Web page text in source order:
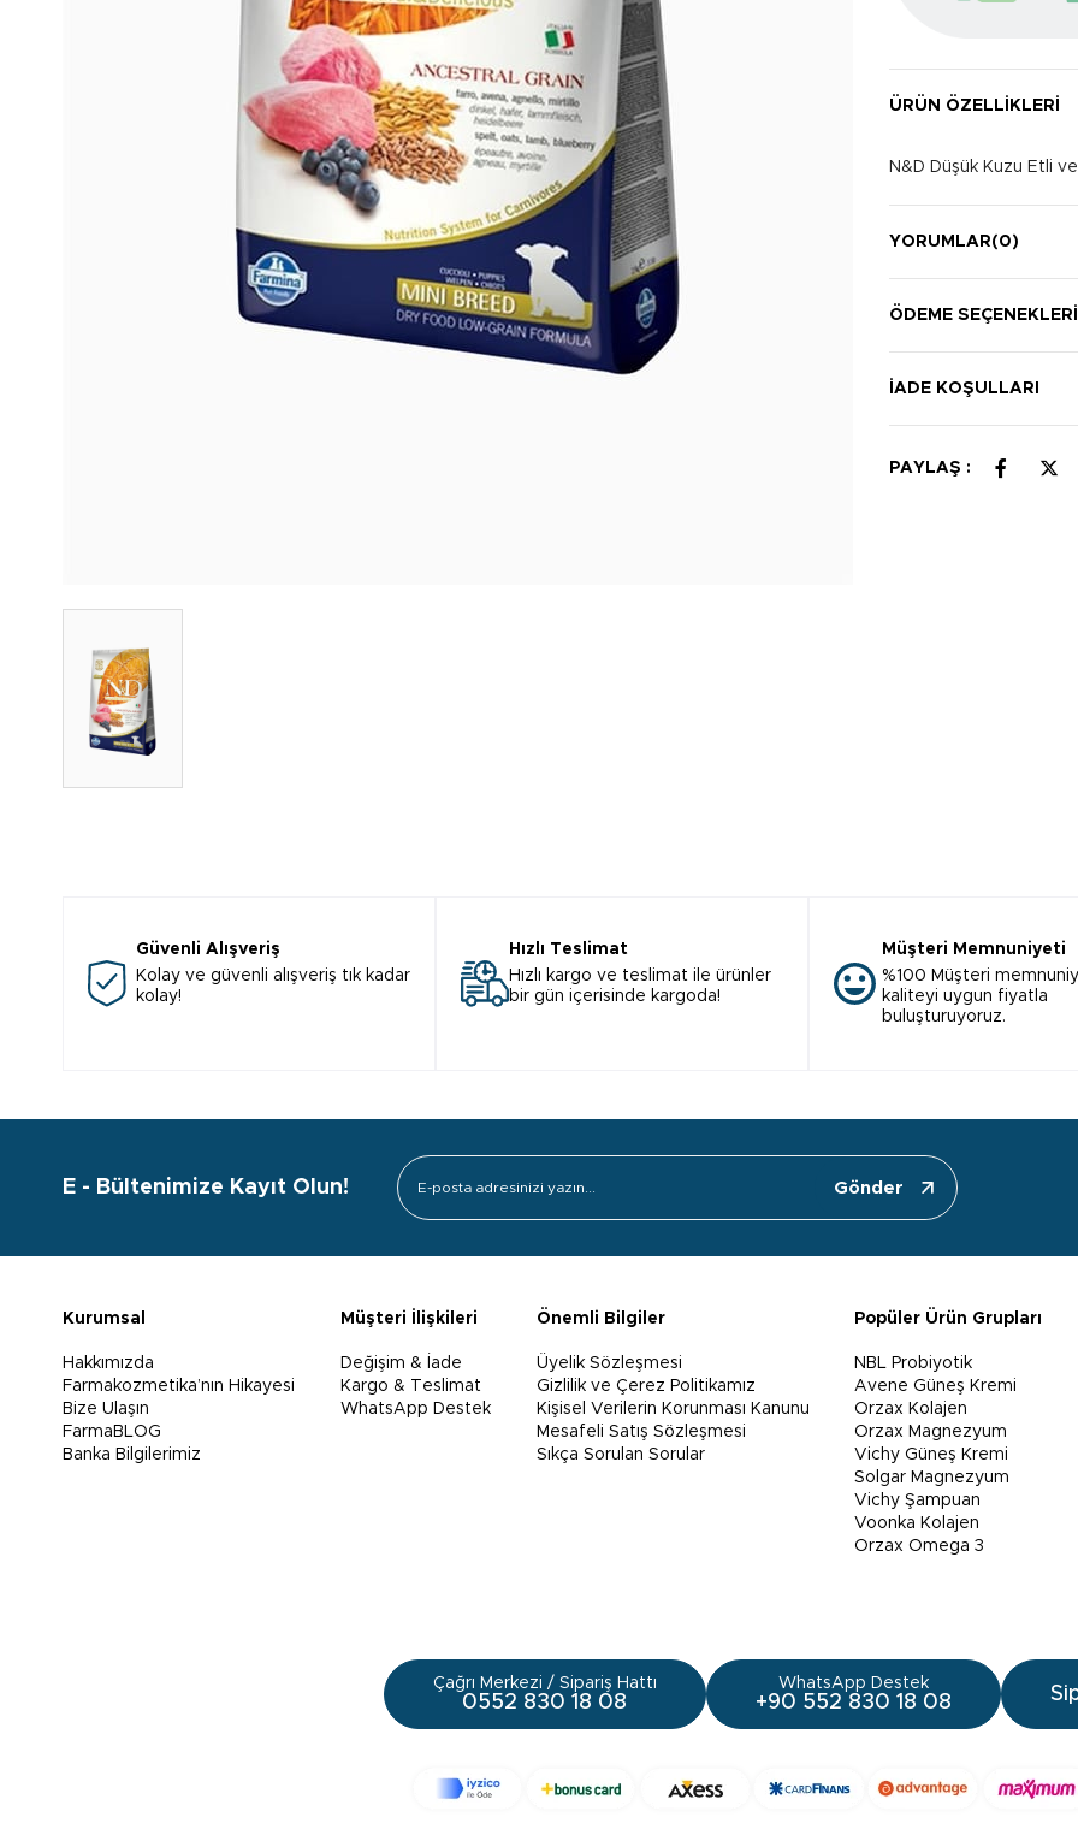
ÜRÜN ÖZELLIKLERI
N&D Düşük Kuzu Etli
YORUMLAR(0)
ÖDEME SEÇENEKLERI
İADE KOŞULLARI
PAYLAŞ :
Güvenli Alışveriş
Kolay ve güvenli alışveriş tık kadar
kolay!
Hızlı Teslimat
Hızlı kargo ve teslimat ile ürünler
bir gün içerisinde kargoda!
Müşteri Memnuniyeti
%100 Müşteri
kaliteyi uygun fiyatla
buluşturuyoruz.
E - Bültenimize Kayıt Olun! Gönder
Kurumsal
Hakkımızda
Farmakozmetika’nın Hikayesi
Bize Ulaşın
FarmaBLOG
Banka Bilgilerimiz
Müşteri İlişkileri
Değişim & İade
Kargo & Teslimat
WhatsApp Destek
Önemli Bilgiler
Üyelik Sözleşmesi
Gizlilik ve Çerez Politikamız
Kişisel Verilerin Korunması Kanunu
Mesafeli Satış Sözleşmesi
Sıkça Sorulan Sorular
Popüler Ürün Grupları
NBL Probiyotik
Avene Güneş Kremi
Orzax Kolajen
Orzax Magnezyum
Vichy Güneş Kremi
Solgar Magnezyum
Vichy Şampuan
Voonka Kolajen
Orzax Omega 3
Çağrı Merkezi / Sipariş Hattı
0552 830 18 08
WhatsApp Destek
+90 552 830 18 08